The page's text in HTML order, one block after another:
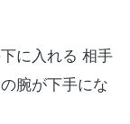
に入れる 相手
腕が下手にな